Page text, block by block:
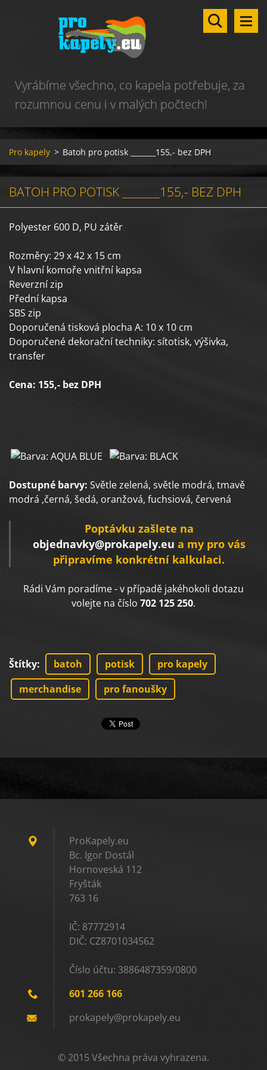
Vyrábíme všechno, co kapela potřebuje, za
rozumnou cenu i v malých počtech!
Pro kapely > Batoh pro potisk _______155,- bez DPH
BATOH PRO POTISK _______155,- BEZ DPH
Polyester 600 D, PU zátěr
Rozměry: 29 x 42 x 15 cm
V hlavní komoře vnitřní kapsa
Reverzní zip
Přední kapsa
SBS zip
Doporučená tisková plocha A: 10 x 10 cm
Doporučené dekorační techniky: sítotisk, výšivka,
transfer
Cena: 155,- bez DPH
Dostupné barvy: Světle zelená, světle modrá, tmavě
modrá ,černá, šedá, oranžová, fuchsiová, červená
Poptávku zašlete na
objednavky@prokapely.eu a my pro vás
připravíme konkrétní kalkulaci.
Rádi Vám poradíme - v případě jakéhokoli dotazu
volejte na číslo 702 125 250.
Štítky: batoh potisk
pro kapely
merchandise
pro fanoušky
ProKapely.eu
Bc. Igor Dostál
Hornoveská 112
Fryšták
763 16
IČ: 87772914
DIČ: CZ8701034562
Číslo účtu: 3886487359/0800
601 266 166
prokapely@prokapely.eu
© 2015 Všechna práva vyhrazena.